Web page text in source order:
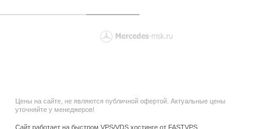
Цены на сайте, не являются публичной офертой. Актуальные цены
уточняйте у менеджеров!
Сайт работает на быстром VPS/VDS хостинге от FASTVPS